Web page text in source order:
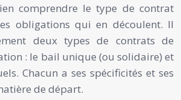
comprendre le type de contrat
obligations qui en découlent. Il
deux types de contrats de
: le bail unique (ou solidaire) et
Chacun a ses spécificités et ses
de départ.